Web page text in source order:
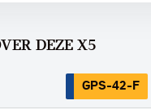
DEZE X5
GPS-42-F